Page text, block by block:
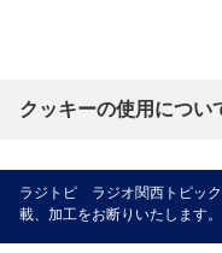
クッキーの使用につい
ラジトピ ラジオ関西トピッ
載、加工をお断りいたします。